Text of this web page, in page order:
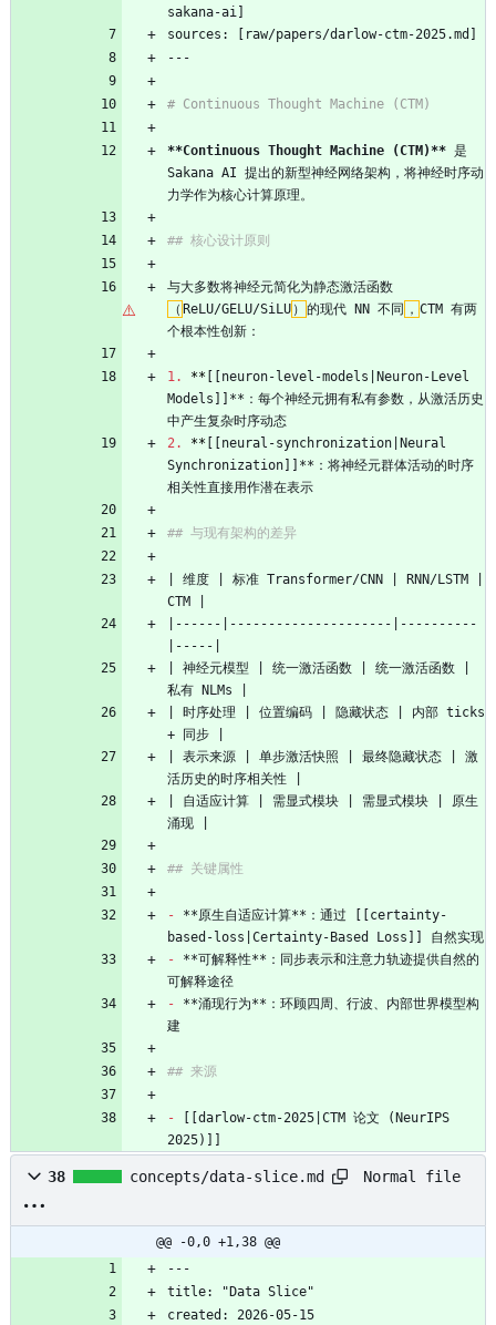
sakana-ai]
sources: [raw/papers/darlow-ctm-2025.md]
---
# Continuous Thought Machine (CTM)
**Continuous Thought Machine (CTM)** 是
Sakana AI 提出的新型神经网络架构，将神经时序动
力学作为核心计算原理。
## 核心设计原则
与大多数将神经元简化为静态激活函数
（ ReLU/GELU/SiLU ） 的现代 NN 不同 ， CTM 有两
个根本性创新：
1. ** [[neuron-level-models|Neuron-Level
Models]]**：每个神经元拥有私有参数，从激活历史
中产生复杂时序动态
2.
** [[neural-synchronization|Neural
Synchronization]]**：将神经元群体活动的时序
相关性直接用作潜在表示
## 与现有架构的差异
| 维度 | 标准 Transformer/CNN | RNN/LSTM |
CTM |
|------|---------------------|----------
|-----|
| 神经元模型 | 统一激活函数 | 统一激活函数 |
私有 NLMs |
| 时序处理 | 位置编码 | 隐藏状态 | 内部 ticks
+ 同步 |
| 表示来源 | 单步激活快照 | 最终隐藏状态 | 激
活历史的时序相关性 |
| 自适应计算 | 需显式模块 | 需显式模块 | 原生
涌现 |
## 关键属性
- **原生自适应计算**：通过 [[certainty-
based-loss|Certainty-Based Loss]] 自然实现
- **可解释性**：同步表示和注意力轨迹提供自然的
可解释途径
- **涌现行为**：环顾四周、行波、内部世界模型构
建
## 来源
- [[darlow-ctm-2025|CTM 论文 (NeurIPS
2025)]]
38 concepts/data-slice.md Normal file
@@ -0,0 +1,38 @@
---
title: "Data Slice"
created: 2026-05-15